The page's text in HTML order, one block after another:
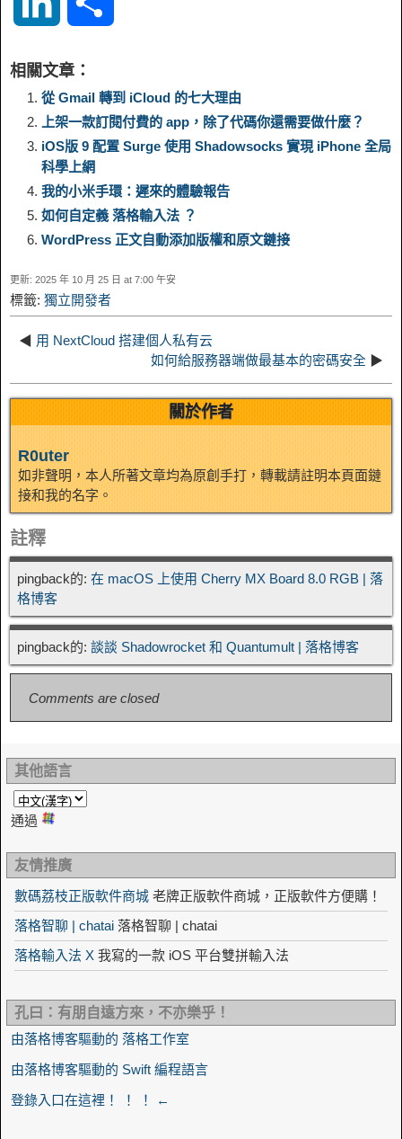
y
L
i
n
g
a
b o e
n
k
e
d
I
a
r
e
相關文章：
從 Gmail 轉到 iCloud 的七大理由
上架一款訂閱付費的 app，除了代碼你還需要做什麼？
iOS版 9 配置 Surge 使用 Shadowsocks 實現 iPhone 全局
科學上網
我的小米手環：遲來的體驗報告
如何自定義 落格輸入法 ？
WordPress 正文自動添加版權和原文鏈接
更新: 2025 年 10 月 25 日 at 7:00 午安
標籤: 獨立開發者
◀ 用 NextCloud 搭建個人私有云
如何給服務器端做最基本的密碼安全 ▶
關於作者
R0uter
如非聲明，本人所著文章均為原創手打，轉載請註明本頁面鏈
接和我的名字。
註釋
pingback的: 在 macOS 上使用 Cherry MX Board 8.0 RGB | 落
格博客
pingback的: 談談 Shadowrocket 和 Quantumult | 落格博客
Comments are closed
其他語言
通過
友情推廣
數碼荔枝正版軟件商城 老牌正版軟件商城，正版軟件方便購！
落格智聊 | chatai 落格智聊 | chatai
落格輸入法 X 我寫的一款 iOS 平台雙拼輸入法
孔曰：有朋自遠方來，不亦樂乎！
由落格博客驅動的 落格工作室
由落格博客驅動的 Swift 編程語言
登錄入口在這裡！ ！ ！ ←